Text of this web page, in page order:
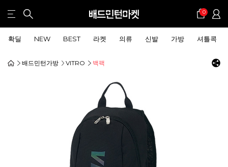
0
확딜 NEW BEST 라켓 의류 신발 가방 셔틀콕
배드민턴가방 VITRO 백팩